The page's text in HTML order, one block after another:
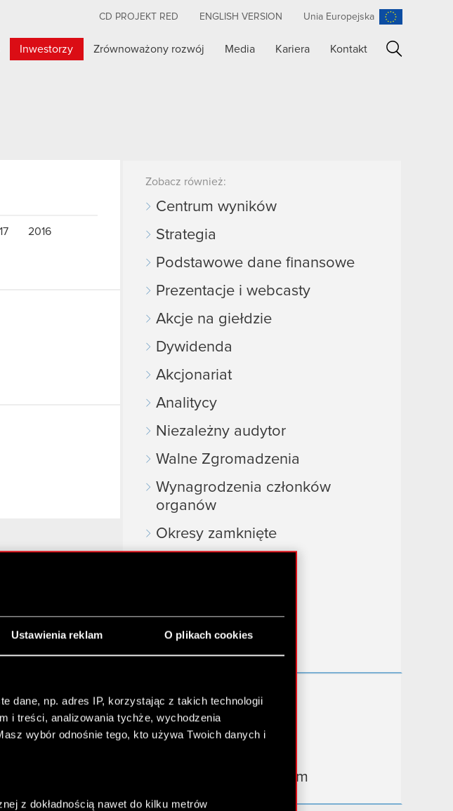
Ustawienia reklam O plikach cookies
dane, np. adres IP, korzystając z takich technologii
i treści, analizowania tychże, wychodzenia
wybór odnośnie tego, kto używa Twoich danych i
z dokładnością nawet do kilku metrów
CD PROJEKT RED ENGLISH VERSION Unia Europejska
Inwestorzy Zrównoważony rozwój Media Kariera Kontakt
2016
Zobacz również:
Centrum wyników
Strategia
Podstawowe dane finansowe
Prezentacje i webcasty
Akcje na giełdzie
Dywidenda
Akcjonariat
Analitycy
Niezależny audytor
Walne Zgromadzenia
Wynagrodzenia członków
organów
Okresy zamknięte
Przydatne linki
Kontakt IR
Dowiedz się więcej:
thewitcher.com
gear.cdprojektred.com